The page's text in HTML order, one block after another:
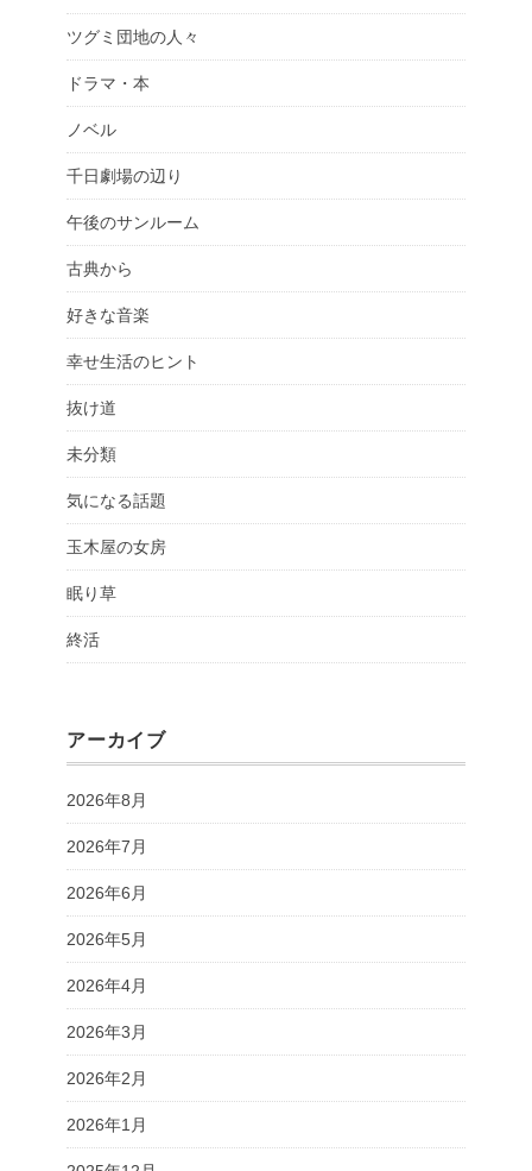
ツグミ団地の人々
ドラマ・本
ノベル
千日劇場の辺り
午後のサンルーム
古典から
好きな音楽
幸せ生活のヒント
抜け道
未分類
気になる話題
玉木屋の女房
眠り草
終活
アーカイブ
2026年8月
2026年7月
2026年6月
2026年5月
2026年4月
2026年3月
2026年2月
2026年1月